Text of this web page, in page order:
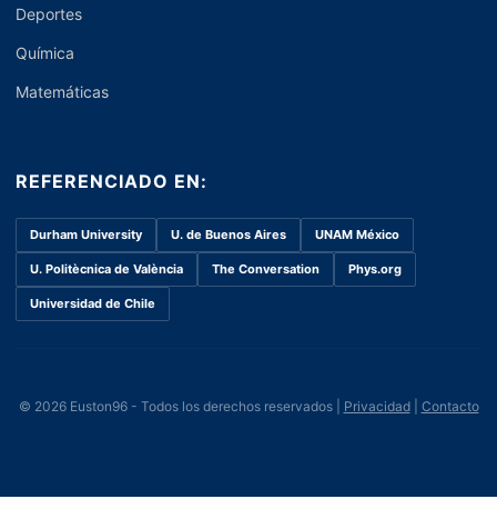
Deportes
Química
Matemáticas
REFERENCIADO EN:
Durham University U. de Buenos Aires UNAM México
U. Politècnica de València The Conversation Phys.org
Universidad de Chile
© 2026 Euston96 - Todos los derechos reservados | Privacidad| Contacto